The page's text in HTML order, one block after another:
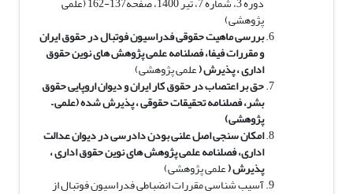
پژوهشی)
بررسی ماهیت حقوقی فدراسیون فوتبال در حقوق ایران
و مقررات فیفا، فصلنامه علمی پژوهش های نوین حقوق
اداری ، پذیرش (علمی پژوهشی)
حق بر اعتصاب در حقوق کار ایران و دیوان اروپایی حقوق
بشر، فصلنامه تحقیقات حقوقی ، پذیرش شده (علمی–
پژوهشی)
امکان سنجی اصل علنی بودن دادرسی در دیوان عدالت
اداری، فصلنامه علمی پژوهش های نوین حقوق اداری ،
پذیرش (علمی پژوهشی)
آسیب شناسی مقررات انضباطی فدراسیون فوتبال از